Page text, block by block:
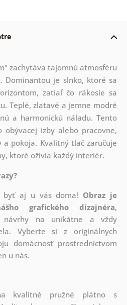
zachytáva tajomnú atmosféru
Dominantou je slnko, ktoré sa
zatiaľ čo rákosie sa
Teplé, zlatavé a jemne modré
a harmonickú náladu. Tento
izby alebo pracovne,
pokoja. Kvalitný tlač zaručuje
ktoré oživia každý interiér.
byť aj u vás doma! Obraz je
grafického dizajnéra,
návrhy na unikátne a vždy
Vyberte si z originálnych
domácnosť prostredníctvom
u nás.
kvalitné pružné plátno s